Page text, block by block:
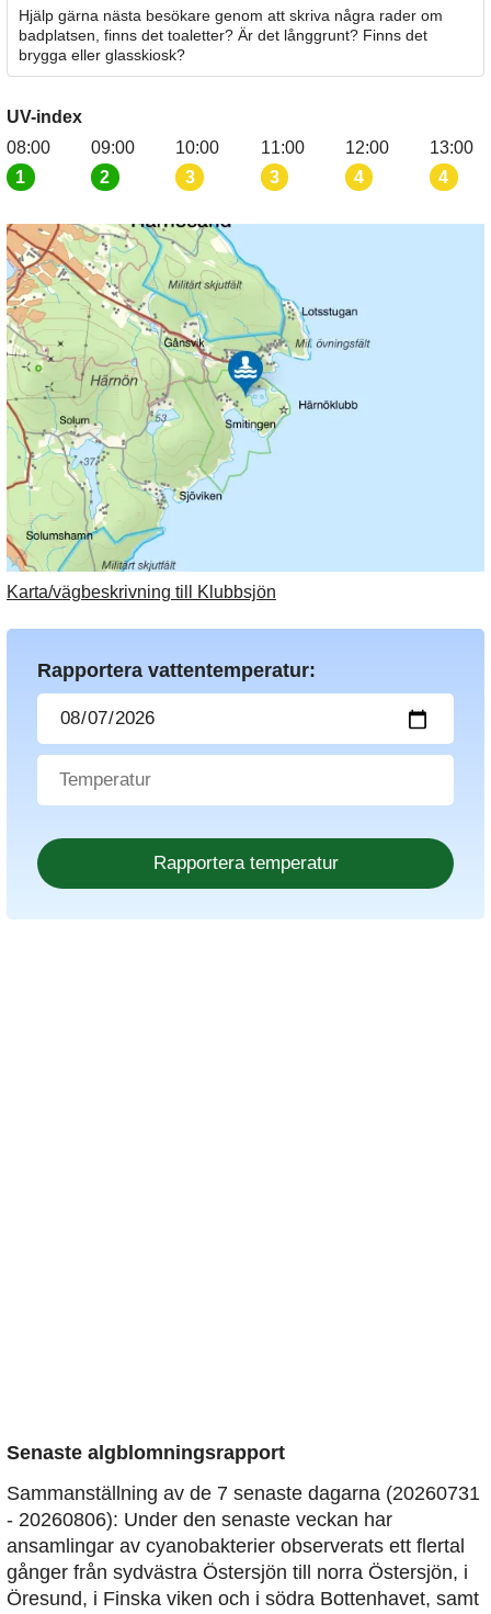
Hjälp gärna nästa besökare genom att skriva några rader om
badplatsen, finns det toaletter? Är det långgrunt? Finns det
brygga eller glasskiosk?
UV-index
08:00
1
09:00
2
10:00
3
11:00
3
12:00
4
13:00
4
Karta/vägbeskrivning till Klubbsjön
Rapportera vattentemperatur:
Senaste algblomningsrapport
Sammanställning av de 7 senaste dagarna (20260731
- 20260806): Under den senaste veckan har
ansamlingar av cyanobakterier observerats ett flertal
gånger från sydvästra Östersjön till norra Östersjön, i
Öresund, i Finska viken och i södra Bottenhavet, samt